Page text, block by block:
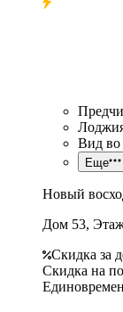
Вид во
Еще
Новый
Дом 53,
Скидка за
Скидка на